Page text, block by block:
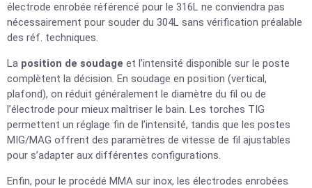
électrode enrobée référencé pour le 316L ne conviendra pas
nécessairement pour souder du 304L sans vérification préalable
des réf. techniques.
La position de soudage et l’intensité disponible sur le poste
complètent la décision. En soudage en position (vertical,
plafond), on réduit généralement le diamètre du fil ou de
l’électrode pour mieux maîtriser le bain. Les torches TIG
permettent un réglage fin de l’intensité, tandis que les postes
MIG/MAG offrent des paramètres de vitesse de fil ajustables
pour s’adapter aux différentes configurations.
Enfin, pour le procédé MMA sur inox, les électrodes enrobées